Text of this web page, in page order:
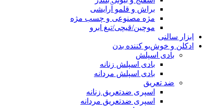
براش و قلمو آرایشی
مژه مصنوعی و چسب مژه
موچین/قیچی/تیغ ابرو
ابزار سالنی
ادکلن و خوش‌بو کننده بدن
بادی اسپلش
بادی اسپلش زنانه
بادی اسپلش مردانه
ضد تعریق
اسپری ضدتعریق زنانه
اسپری ضدتعریق مردانه